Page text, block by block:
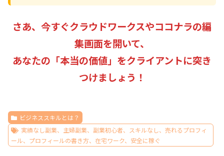
さあ、今すぐクラウドワークスやココナラの編
集画面を開いて、
あなたの「本当の価値」をクライアントに突き
つけましょう！
ビジネススキルとは？
実績なし副業、主婦副業、副業初心者、スキルなし、売れるプロフィ
ール、プロフィールの書き方、在宅ワーク、安全に稼ぐ